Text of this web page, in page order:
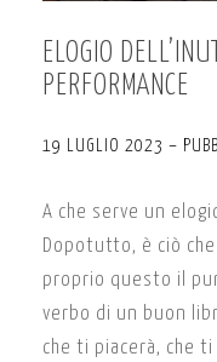
ELOGIO
PERFORMANCE
19 LUGLIO 2023 –
A che serve un
Dopotutto, è ciò
proprio questo il
verbo di un buon
che ti piacerà, che